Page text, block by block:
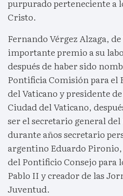
purpurado perteneciente a
Cristo.
Fernando Vérgez Alzaga,
importante premio a su
después de haber sido
Pontificia Comisión para el
del Vaticano y presidente
Ciudad del Vaticano,
ser el secretario general del
durante años secretario
argentino Eduardo
del Pontificio Consejo para
Pablo II y creador de las
Juventud.